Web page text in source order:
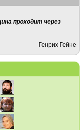
проходит через
Генрих Гейне